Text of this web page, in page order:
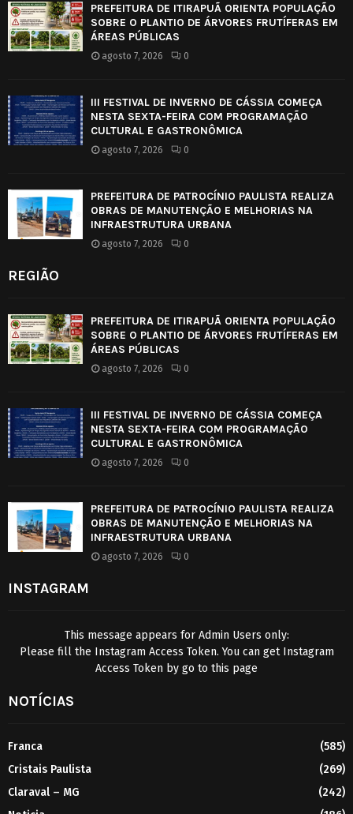
PREFEITURA DE ITIRAPUÃ ORIENTA POPULAÇÃO
SOBRE O PLANTIO DE ÁRVORES FRUTÍFERAS EM
ÁREAS PÚBLICAS
agosto 7, 2026 0
III FESTIVAL DE INVERNO DE CÁSSIA COMEÇA
NESTA SEXTA-FEIRA COM PROGRAMAÇÃO
CULTURAL E GASTRONÔMICA
agosto 7, 2026 0
PREFEITURA DE PATROCÍNIO PAULISTA REALIZA
OBRAS DE MANUTENÇÃO E MELHORIAS NA
INFRAESTRUTURA URBANA
agosto 7, 2026 0
REGIÃO
PREFEITURA DE ITIRAPUÃ ORIENTA POPULAÇÃO
SOBRE O PLANTIO DE ÁRVORES FRUTÍFERAS EM
ÁREAS PÚBLICAS
agosto 7, 2026 0
III FESTIVAL DE INVERNO DE CÁSSIA COMEÇA
NESTA SEXTA-FEIRA COM PROGRAMAÇÃO
CULTURAL E GASTRONÔMICA
agosto 7, 2026 0
PREFEITURA DE PATROCÍNIO PAULISTA REALIZA
OBRAS DE MANUTENÇÃO E MELHORIAS NA
INFRAESTRUTURA URBANA
agosto 7, 2026 0
INSTAGRAM
This message appears for Admin Users only:
Please fill the Instagram Access Token. You can get Instagram
Access Token by go to this page
NOTÍCIAS
Franca
(585)
Cristais Paulista
(269)
Claraval – MG
(242)